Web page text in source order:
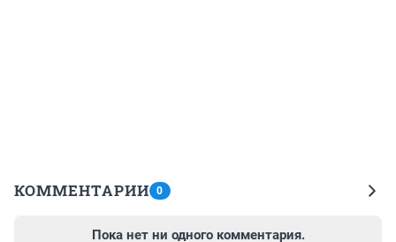
КОММЕНТАРИИ 0
Пока нет ни одного комментария.